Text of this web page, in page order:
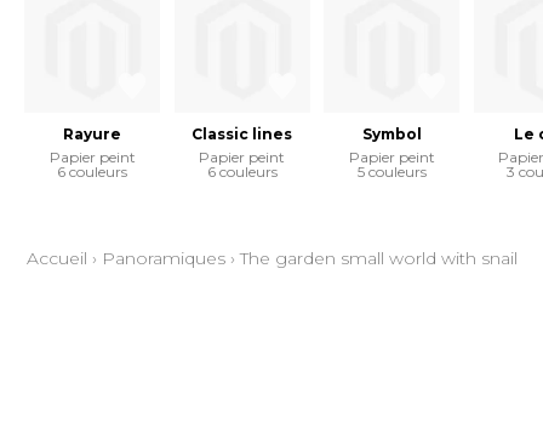
Rayure
Papier peint
6 couleurs
Classic lines
Papier peint
6 couleurs
Symbol
Papier peint
5 couleurs
Le
3
Accueil › Panoramiques›The garden small world with snail